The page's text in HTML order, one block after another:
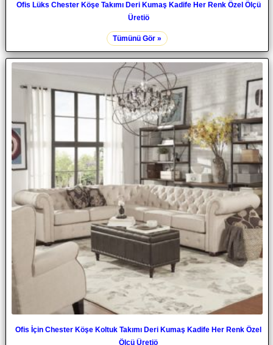
Ofis Lüks Chester Köşe Takımı Deri Kumaş Kadife Her Renk Özel Ölçü
Üretiö
Tümünü Gör »
Ofis İçin Chester Köşe Koltuk Takımı Deri Kumaş Kadife Her Renk Özel
Ölçü Üretiö